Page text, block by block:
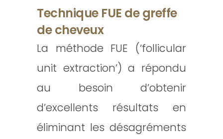
Technique FUE de greffe
de cheveux
La méthode FUE (‘follicular
unit extraction’) a répondu
au besoin d’obtenir
d’excellents résultats en
éliminant les désagréments